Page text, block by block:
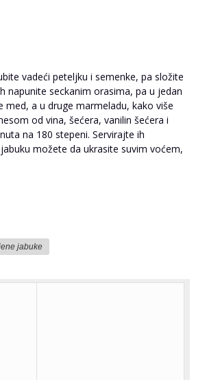
vadeći peteljku i semenke, pa složite
napunite seckanim orasima, pa u jedan
med, a u druge marmeladu, kako više
od vina, šećera, vanilin šećera i
na 180 stepeni. Servirajte ih
možete da ukrasite suvim voćem,
jabuke